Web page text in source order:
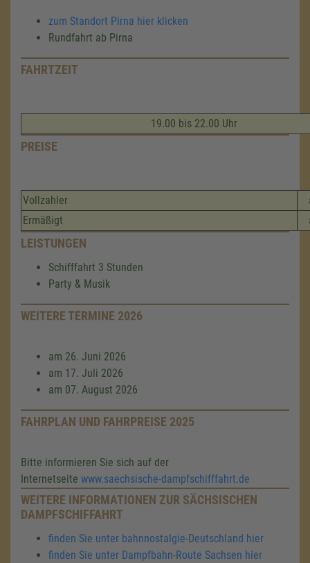
zum Standort Pirna hier klicken
Rundfahrt ab Pirna
FAHRTZEIT
19.00 bis 22.00 Uhr
PREISE
Vollzahler
Ermäßigt
LEISTUNGEN
Schifffahrt 3 Stunden
Party & Musik
WEITERE TERMINE 2026
am 26. Juni 2026
am 17. Juli 2026
am 07. August 2026
FAHRPLAN UND FAHRPREISE 2025
Bitte informieren Sie sich auf der
Internetseite www.saechsische-dampfschifffahrt.de
WEITERE INFORMATIONEN ZUR SÄCHSISCHEN
DAMPFSCHIFFAHRT
finden Sie unter bahnnostalgie-Deutschland hier
finden Sie unter Dampfbahn-Route Sachsen hier